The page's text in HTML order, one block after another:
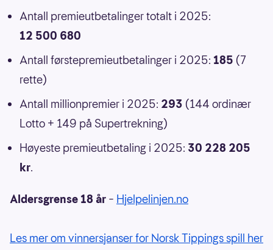
Antall premieutbetalinger totalt i 2025:
12 500 680
Antall førstepremieutbetalinger i 2025: 185 (7
rette)
Antall millionpremier i 2025: 293 (144 ordinær
Lotto + 149 på Supertrekning)
Høyeste premieutbetaling i 2025: 30 228 205
kr.
Aldersgrense 18 år – Hjelpelinjen.no
Les mer om vinnersjanser for Norsk Tippings spill her